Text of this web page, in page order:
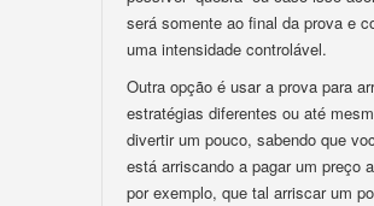
será somente ao final da prova e
uma intensidade controlável.
Outra opção é usar a prova para
estratégias diferentes ou até
divertir um pouco, sabendo que
está arriscando a pagar um preço
por exemplo, que tal arriscar um